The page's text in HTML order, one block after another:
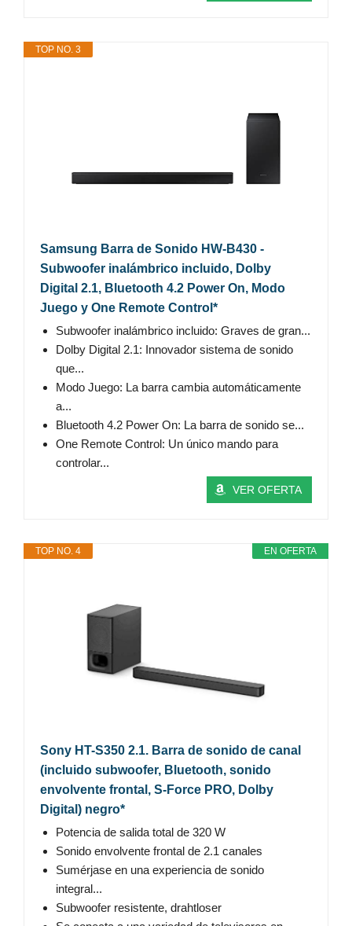
TOP NO. 3
Samsung Barra de Sonido HW-B430 -
Subwoofer inalámbrico incluido, Dolby
Digital 2.1, Bluetooth 4.2 Power On, Modo
Juego y One Remote Control*
Subwoofer inalámbrico incluido: Graves de gran...
Dolby Digital 2.1: Innovador sistema de sonido
que...
Modo Juego: La barra cambia automáticamente
a...
Bluetooth 4.2 Power On: La barra de sonido se...
One Remote Control: Un único mando para
controlar...
VER OFERTA
EN OFERTA
TOP NO. 4
Sony HT-S350 2.1. Barra de sonido de canal
(incluido subwoofer, Bluetooth, sonido
envolvente frontal, S-Force PRO, Dolby
Digital) negro*
Potencia de salida total de 320 W
Sonido envolvente frontal de 2.1 canales
Sumérjase en una experiencia de sonido
integral...
Subwoofer resistente, drahtloser